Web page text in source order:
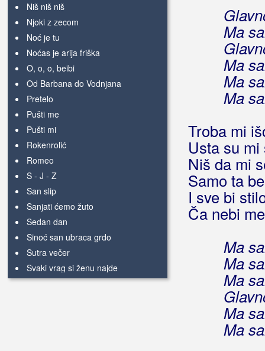
Niš niš niš
Njoki z zecom
Noć je tu
Noćas je arija friška
O, o, o, beibi
Od Barbana do Vodnjana
Pretelo
Pušti me
Pušti mi
Rokenrolić
Romeo
S - J - Z
San slip
Sanjati ćemo žuto
Sedan dan
Sinoć san ubraca grdo
Sutra večer
Svaki vrag si ženu najde
Sve me domišlja na nju
Ma
Ma
Ma
Ma
Troba mi
Usta su
Niš da mi
Samo ta
I sve bi
Ča nebi
Ma
Ma
Ma
Ma
Ma